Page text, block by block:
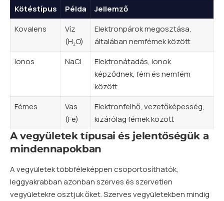
Kötéstípus
Példa
Jellemző
Kovalens
Víz
(H₂O)
Elektronpárok megosztása,
általában nemfémek között
Ionos
NaCl
Elektronátadás, ionok
képződnek, fém és nemfém
között
Fémes
Vas
(Fe)
Elektronfelhő, vezetőképesség,
kizárólag fémek között
A vegyületek típusai és jelentőségük a
mindennapokban
A vegyületek többféleképpen csoportosíthatók,
leggyakrabban azonban szerves és szervetlen
vegyületekre osztjuk őket. Szerves vegyületekben mindig